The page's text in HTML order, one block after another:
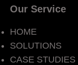
Our Service
HOME
SOLUTIONS
CASE STUDIES